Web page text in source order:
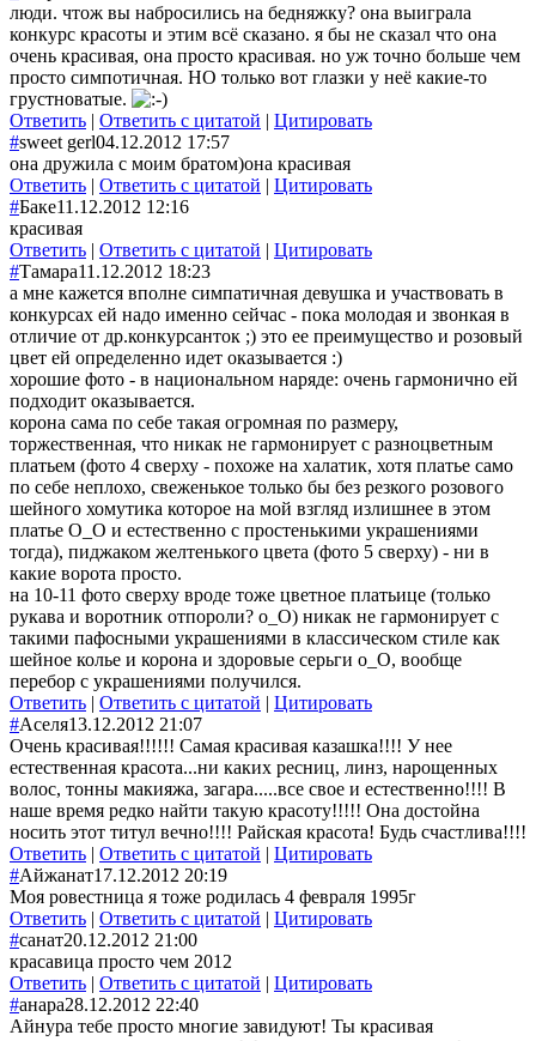
люди. чтож вы набросились на бедняжку? она выиграла
конкурс красоты и этим всё сказано. я бы не сказал что она
очень красивая, она просто красивая. но уж точно больше чем
просто симпотичная. НО только вот глазки у неё какие-то
грустноватые.
Ответить | Ответить с цитатой | Цитировать
#sweet gerl04.12.2012 17:57
она дружила с моим братом)она красивая
Ответить | Ответить с цитатой | Цитировать
#Баке11.12.2012 12:16
красивая
Ответить | Ответить с цитатой | Цитировать
#Тамара11.12.2012 18:23
а мне кажется вполне симпатичная девушка и участвовать в
конкурсах ей надо именно сейчас - пока молодая и звонкая в
отличие от др.конкурсанток ;) это ее преимущество и розовый
цвет ей определенно идет оказывается :)
хорошие фото - в национальном наряде: очень гармонично ей
подходит оказывается.
корона сама по себе такая огромная по размеру,
торжественная, что никак не гармонирует с разноцветным
платьем (фото 4 сверху - похоже на халатик, хотя платье само
по себе неплохо, свеженькое только бы без резкого розового
шейного хомутика которое на мой взгляд излишнее в этом
платье О_О и естественно с простенькими украшениями
тогда), пиджаком желтенького цвета (фото 5 сверху) - ни в
какие ворота просто.
на 10-11 фото сверху вроде тоже цветное платьице (только
рукава и воротник отпороли? о_О) никак не гармонирует с
такими пафосными украшениями в классическом стиле как
шейное колье и корона и здоровые серьги о_О, вообще
перебор с украшениями получился.
Ответить | Ответить с цитатой | Цитировать
#Аселя13.12.2012 21:07
Очень красивая!!!!!! Самая красивая казашка!!!! У нее
естественная красота...ни каких ресниц, линз, нарощенных
волос, тонны макияжа, загара.....все свое и естественно!!!! В
наше время редко найти такую красоту!!!!! Она достойна
носить этот титул вечно!!!! Райская красота! Будь счастлива!!!!
Ответить | Ответить с цитатой | Цитировать
#Айжанат17.12.2012 20:19
Моя ровестница я тоже родилась 4 февраля 1995г
Ответить | Ответить с цитатой | Цитировать
#санат20.12.2012 21:00
красавица просто чем 2012
Ответить | Ответить с цитатой | Цитировать
#анара28.12.2012 22:40
Айнура тебе просто многие завидуют! Ты красивая